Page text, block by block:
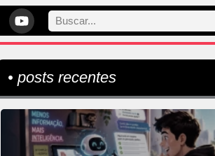
• posts recentes